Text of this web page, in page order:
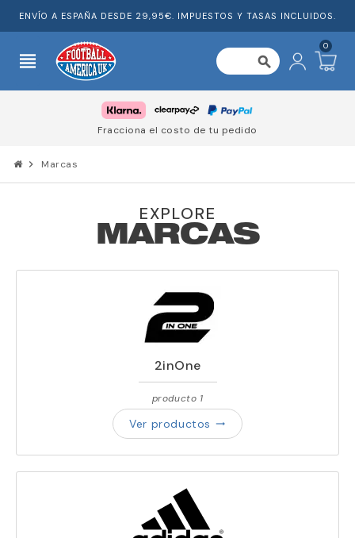
ENVÍO A ESPAÑA DESDE 29,95€. IMPUESTOS Y TASAS INCLUIDOS.
view_headline search
0
Fracciona el costo de tu pedido
chevron_right Marcas
EXPLORE
MARCAS
2inOne
producto 1
Ver productos trending_flat